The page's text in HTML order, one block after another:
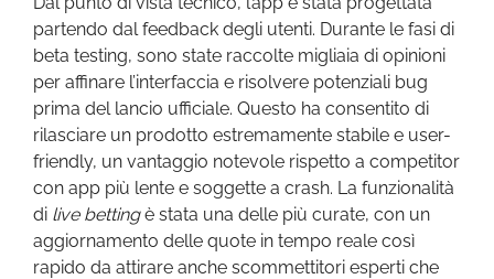
partendo dal feedback degli utenti. Durante le fasi di
beta testing, sono state raccolte migliaia di opinioni
per affinare l’interfaccia e risolvere potenziali bug
prima del lancio ufficiale. Questo ha consentito di
rilasciare un prodotto estremamente stabile e user-
friendly, un vantaggio notevole rispetto a competitor
con app più lente e soggette a crash. La funzionalità
di live bettingè stata una delle più curate, con un
aggiornamento delle quote in tempo reale così
rapido da attirare anche scommettitori esperti che